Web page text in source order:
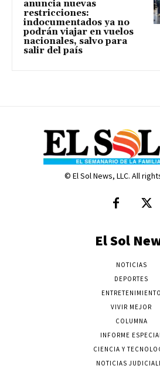
anuncia nuevas
restricciones:
indocumentados ya no
podrán viajar en vuelos
nacionales, salvo para
salir del país
© El Sol News, LLC. All
El Sol
NOTICIAS
DEPORTES
ENTRETENIMIENTO
VIVIR MEJOR
COLUMNA
INFORME ESPECIAL
CIENCIA Y
NOTICIAS